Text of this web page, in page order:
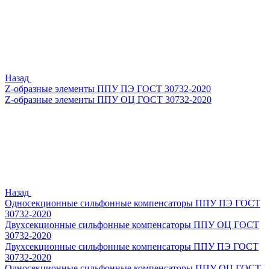
Назад
Z-образные элементы ППУ ПЭ ГОСТ 30732-2020
Z-образные элементы ППУ ОЦ ГОСТ 30732-2020
Назад
Односекционные сильфонные компенсаторы ППУ ПЭ ГОСТ
30732-2020
Двухсекционные сильфонные компенсаторы ППУ ОЦ ГОСТ
30732-2020
Двухсекционные сильфонные компенсаторы ППУ ПЭ ГОСТ
30732-2020